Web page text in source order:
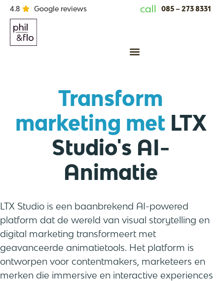
4.8 Google reviews call 085 – 273 8331
Transform
marketing met LTX
Studio's AI-
Animatie
LTX Studio is een baanbrekend AI-powered
platform dat de wereld van visual storytelling en
digital marketing transformeert met
geavanceerde animatietools. Het platform is
ontworpen voor contentmakers, marketeers en
merken die immersive en interactive experiences